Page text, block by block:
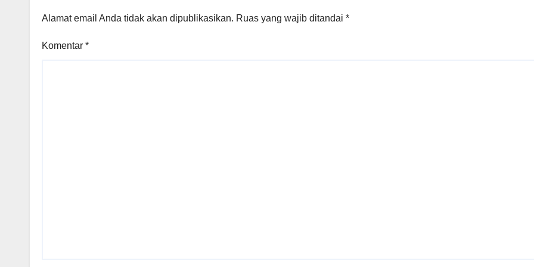
Alamat email Anda tidak akan dipublikasikan. Ruas yang wajib ditandai *
Komentar *